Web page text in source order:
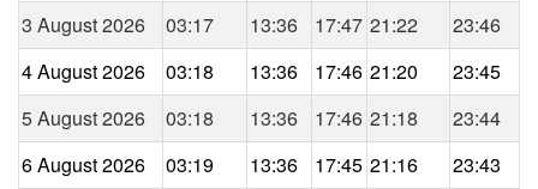
3 August 2026
03:17 13:36 17:47 21:22
23:46
4 August 2026
03:18 13:36 17:46 21:20
23:45
5 August 2026
03:18 13:36 17:46 21:18
23:44
6 August 2026
03:19 13:36 17:45 21:16
23:43